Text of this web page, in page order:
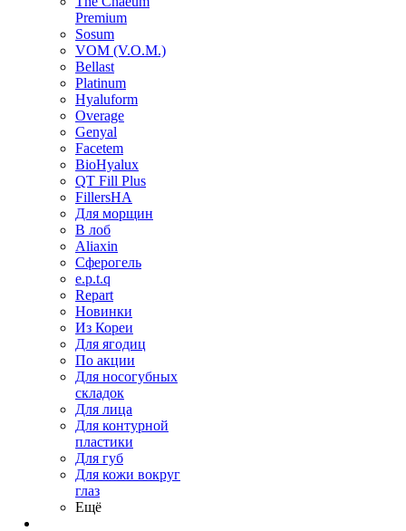
Premium
Sosum
VOM (V.O.M.)
Bellast
Platinum
Hyaluform
Overage
Genyal
Facetem
BioHyalux
QT Fill Plus
FillersHA
Для морщин
В лоб
Aliaxin
Сферогель
e.p.t.q
Repart
Новинки
Из Кореи
Для ягодиц
По акции
Для носогубных
складок
Для лица
Для контурной
пластики
Для губ
Для кожи вокруг
глаз
Ещё